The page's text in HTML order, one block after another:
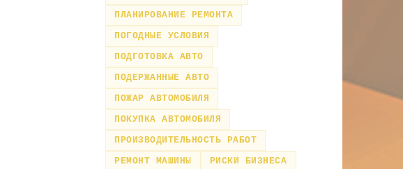
ПЛАНИРОВАНИЕ РЕМОНТА
ПОГОДНЫЕ УСЛОВИЯ
ПОДГОТОВКА АВТО
ПОДЕРЖАННЫЕ АВТО
ПОЖАР АВТОМОБИЛЯ
ПОКУПКА АВТОМОБИЛЯ
ПРОИЗВОДИТЕЛЬНОСТЬ РАБОТ
РЕМОНТ МАШИНЫ
РИСКИ БИЗНЕСА